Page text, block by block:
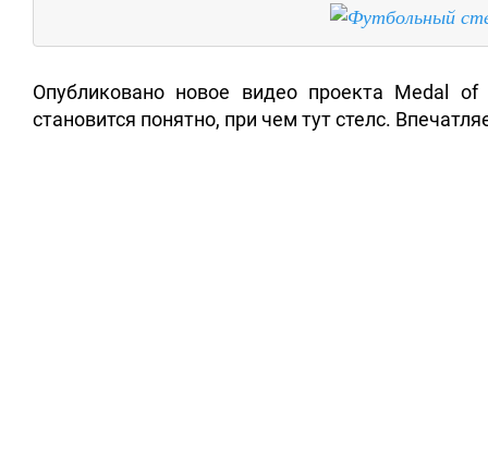
Опубликовано новое видео проекта Medal
становится понятно, при чем тут стелс.